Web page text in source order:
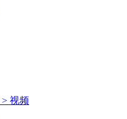
> 视频